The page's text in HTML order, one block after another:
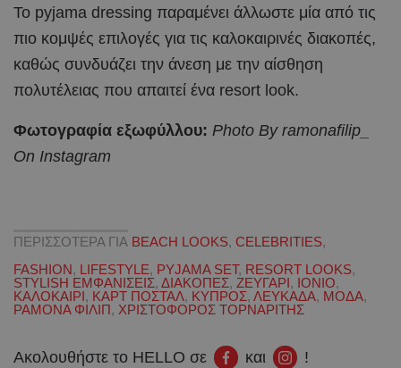
Το pyjama dressing παραμένει άλλωστε μία από τις
πιο κομψές επιλογές για τις καλοκαιρινές διακοπές,
καθώς συνδυάζει την άνεση με την αίσθηση
πολυτέλειας που απαιτεί ένα resort look.
Φωτογραφία εξωφύλλου: Photo By ramonafilip_
On Instagram
ΠΕΡΙΣΣΟΤΕΡΑ ΓΙΑ BEACH LOOKS, CELEBRITIES,
FASHION, LIFESTYLE, PYJAMA SET, RESORT LOOKS,
STYLISH ΕΜΦΑΝΙΣΕΙΣ, ΔΙΑΚΟΠΕΣ, ΖΕΥΓΑΡΙ, ΙΟΝΙΟ,
ΚΑΛΟΚΑΙΡΙ, ΚΑΡΤ ΠΟΣΤΑΛ, ΚΥΠΡΟΣ, ΛΕΥΚΑΔΑ, ΜΟΔΑ,
ΡΑΜΟΝΑ ΦΙΛΙΠ, ΧΡΙΣΤΟΦΟΡΟΣ ΤΟΡΝΑΡΙΤΗΣ
Ακολουθήστε το HELLO σε και !